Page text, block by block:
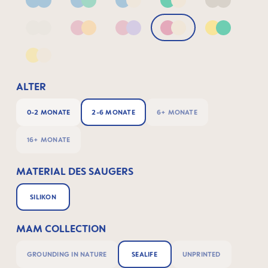
Blue Blue & GreenBlue & NeutralGreen & Neutral
Neutral
Neutral2 Pink & ApricotPink & LilacPink & NeutralYellow &
Yellow & Neutral
ALTER
0-2 MONATE 2-6 MONATE 6+ MONATE
16+ MONATE
MATERIAL DES SAUGERS
SILIKON
MAM COLLECTION
GROUNDING IN NATURE SEALIFE UNPRINTED